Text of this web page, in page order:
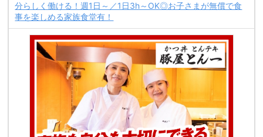
分らしく働ける！週1日～／1日3h～OK◎お子さまが無償で食
事を楽しめる家族食堂有！